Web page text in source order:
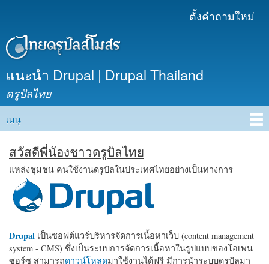
เนื้อหา
ตั้งคำถามใหม่
แนะนำ Drupal | Drupal Thailand
ดรูปัลไทย
Main menu
เมนู
สวัสดีพี่น้องชาวดรูปัลไทย
แหล่งชุมชน คนใช้งานดรูปัลในประเทศไทยอย่างเป็นทางการ
Drupal เป็นซอฟต์แวร์บริหารจัดการเนื้อหาเว็บ (content management
system - CMS) ซึ่งเป็นระบบการจัดการเนื้อหาในรูปแบบของโอเพน
ซอร์ซ สามารถดาวน์โหลดมาใช้งานได้ฟรี มีการนำระบบดรูปัลมา